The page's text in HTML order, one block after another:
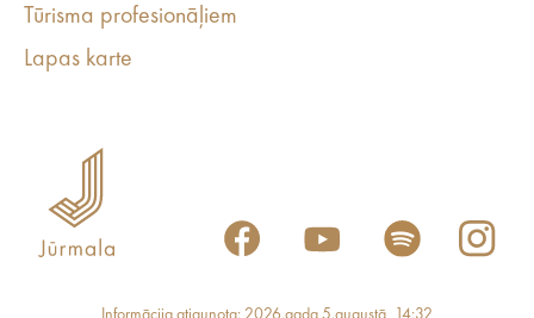
Tūrisma profesionāļiem
Lapas karte
Informācija atjaunota: 2026.gada 5.augustā, 14:32